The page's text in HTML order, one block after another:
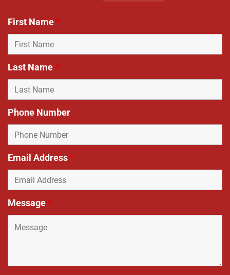
First Name*
Last Name*
Phone Number
Email Address*
Message*